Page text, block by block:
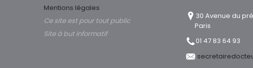
Mentions légales
Ce site est pour tout public
Site à but informatif
30 Avenue du
Paris
01 47 83 64 93